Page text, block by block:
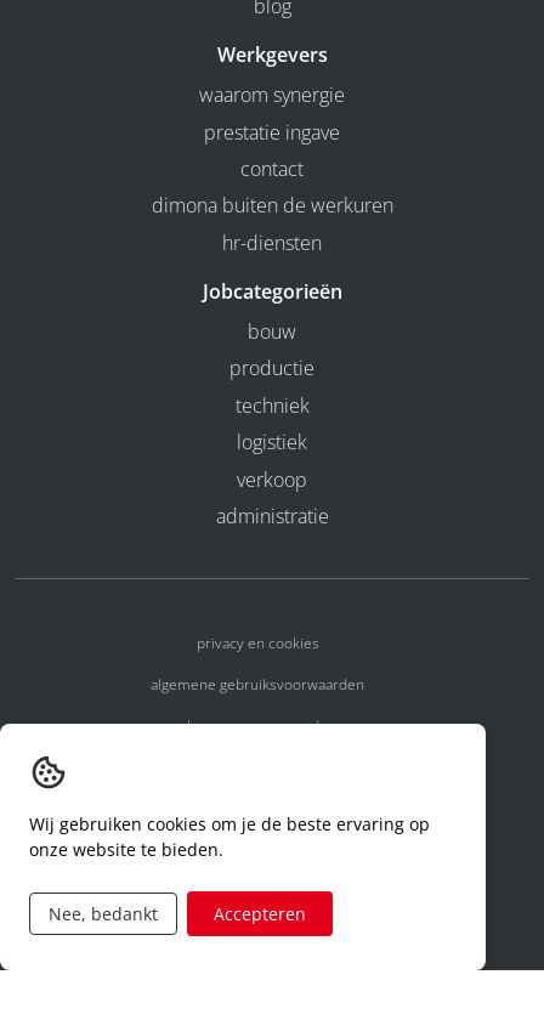
blog
Werkgevers
waarom synergie
prestatie ingave
contact
dimona buiten de werkuren
hr-diensten
Jobcategorieën
bouw
productie
techniek
logistiek
verkoop
administratie
privacy en cookies
algemene gebruiksvoorwaarden
algemene voorwaarden
code of conduct
aanvraag rechten ivm privacy
Wij gebruiken cookies om je de beste ervaring op
onze website te bieden.
Nee, bedankt Accepteren